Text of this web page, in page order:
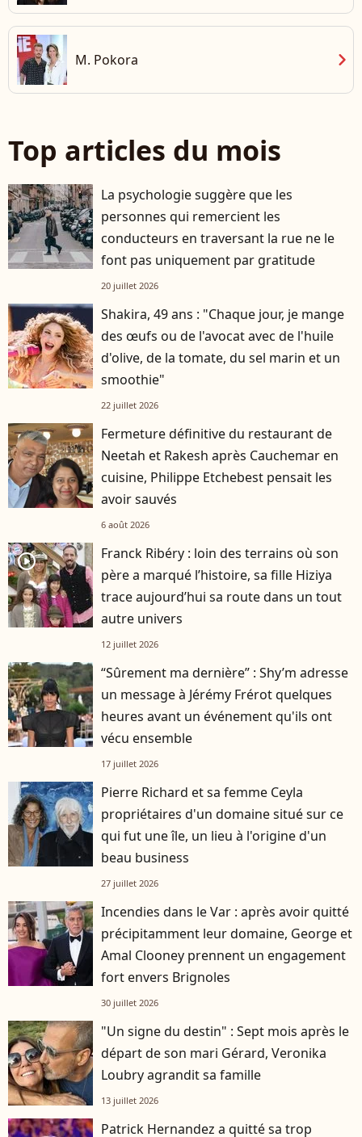
M. Pokora chevron_right
Top articles du mois
La psychologie suggère que les
personnes qui remercient les
conducteurs en traversant la rue ne le
font pas uniquement par gratitude
20 juillet 2026
Shakira, 49 ans : "Chaque jour, je mange
des œufs ou de l'avocat avec de l'huile
d'olive, de la tomate, du sel marin et un
smoothie"
22 juillet 2026
Fermeture définitive du restaurant de
Neetah et Rakesh après Cauchemar en
cuisine, Philippe Etchebest pensait les
avoir sauvés
6 août 2026
player2
Franck Ribéry : loin des terrains où son
père a marqué l’histoire, sa fille Hiziya
trace aujourd’hui sa route dans un tout
autre univers
12 juillet 2026
“Sûrement ma dernière” : Shy’m adresse
un message à Jérémy Frérot quelques
heures avant un événement qu'ils ont
vécu ensemble
17 juillet 2026
Pierre Richard et sa femme Ceyla
propriétaires d'un domaine situé sur ce
qui fut une île, un lieu à l'origine d'un
beau business
27 juillet 2026
Incendies dans le Var : après avoir quitté
précipitamment leur domaine, George et
Amal Clooney prennent un engagement
fort envers Brignoles
30 juillet 2026
"Un signe du destin" : Sept mois après le
départ de son mari Gérard, Veronika
Loubry agrandit sa famille
13 juillet 2026
Patrick Hernandez a quitté sa trop